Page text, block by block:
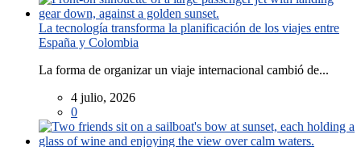
La tecnología transforma la planificación de los viajes entre
España y Colombia
La forma de organizar un viaje internacional cambió de...
4 julio, 2026
0